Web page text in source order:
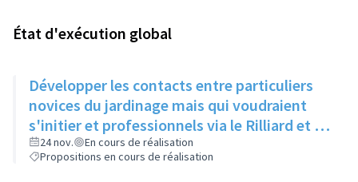
État d'exécution global
Développer les contacts entre particuliers
novices du jardinage mais qui voudraient
s'initier et professionnels via le Rilliard et la
Maison de la Vie Locale
24 nov.
En cours de réalisation
Propositions en cours de réalisation